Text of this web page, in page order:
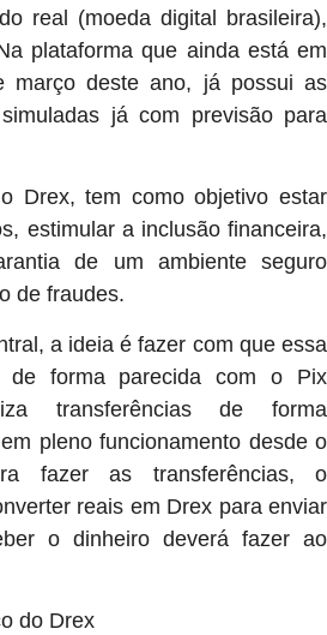
real (moeda digital brasileira),
plataforma que ainda está em
março deste ano, já possui as
já com previsão para
Drex, tem como objetivo estar
estimular a inclusão financeira,
de um ambiente seguro
de fraudes.
a ideia é fazer com que essa
de forma parecida com o Pix
transferências de forma
pleno funcionamento desde o
fazer as transferências, o
reais em Drex para enviar
o dinheiro deverá fazer ao
do Drex